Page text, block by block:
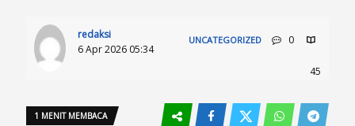
redaksi
6 Apr 2026 05:34
UNCATEGORIZED 0
45
1 MENIT MEMBACA